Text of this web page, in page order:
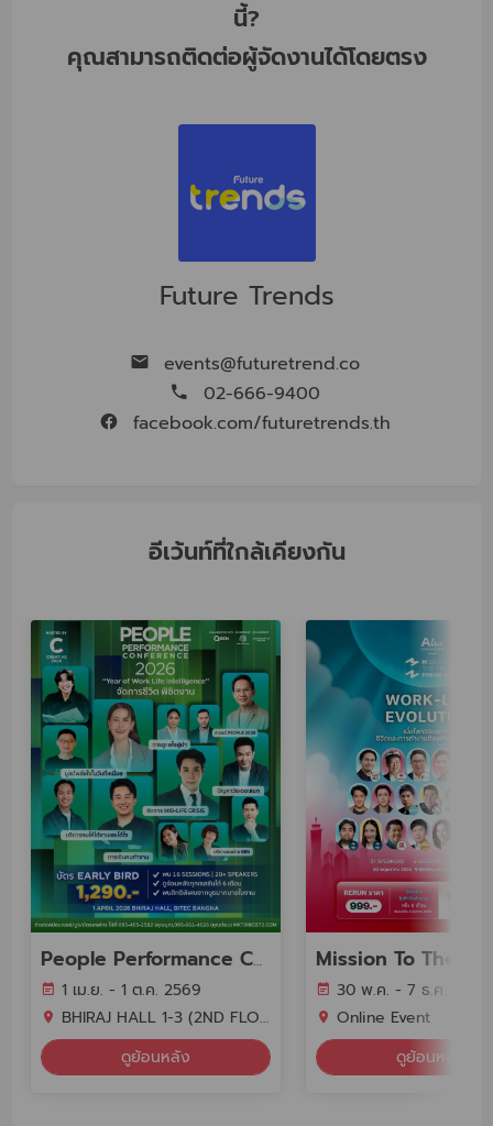
นี้?
คุณสามารถติดต่อผู้จัดงานได้โดยตรง
Future Trends
events@futuretrend.co
02-666-9400
facebook.com/futuretrends.th
อีเว้นท์ที่ใกล้เคียงกัน
People Performance Conference (PPC2026) - YEAR OF WORK LIFE INTELLIGENCE
1 เม.ย. - 1 ต.ค. 2569
BHIRAJ HALL 1-3 (2ND FLOOR) BITEC BANGNA
ดูย้อนหลัง
30 พ.ค. - 7 ธ.ค. 2569
Online Event
ดูย้อนหลัง